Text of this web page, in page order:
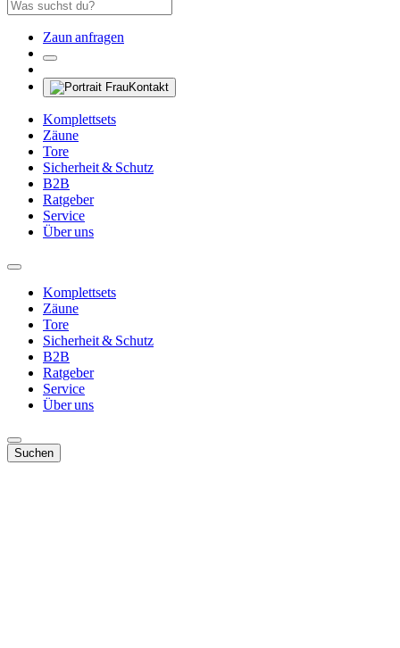
Zaun anfragen
Kontakt
Komplettsets
Zäune
Tore
Sicherheit & Schutz
B2B
Ratgeber
Service
Über uns
Komplettsets
Zäune
Tore
Sicherheit & Schutz
B2B
Ratgeber
Service
Über uns
Suchen